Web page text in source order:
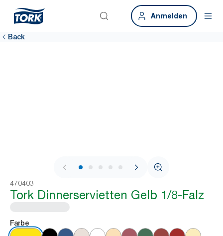
Anmelden
Back
1 / 5
470403
Tork Dinnerservietten Gelb 1/8-Falz
Farbe